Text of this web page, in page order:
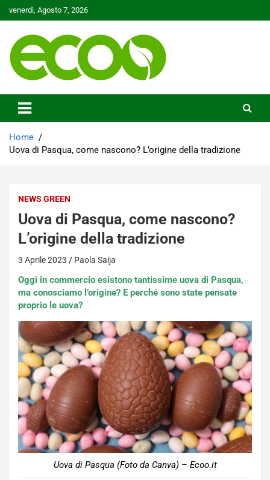
to
venerdì, Agosto 7, 2026
Ecoo.it
Home
Uova di Pasqua, come nascono? L’origine della tradizione
NEWS GREEN
Uova di Pasqua, come nascono?
L’origine della tradizione
3 Aprile 2023 Paola Saija
Oggi in commercio esistono tantissime uova di Pasqua,
ma conosciamo l’origine? E perché sono state pensate
proprio le uova?
Uova di Pasqua (Foto da Canva) – Ecoo.it